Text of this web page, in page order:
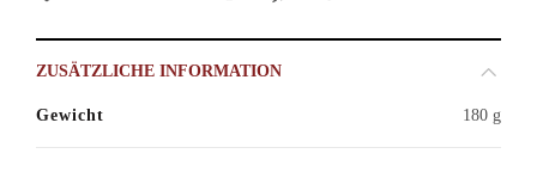
ZUSÄTZLICHE INFORMATION
Gewicht 180 g